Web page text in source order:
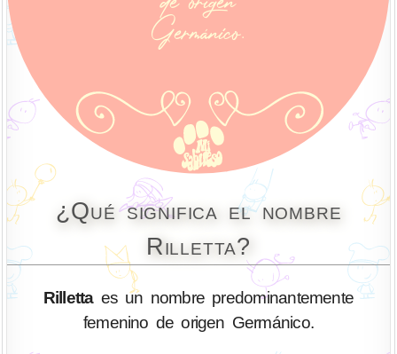
¿Qué significa el nombre
Rilletta?
Rillettaes un nombre predominantemente
femenino de origen Germánico.